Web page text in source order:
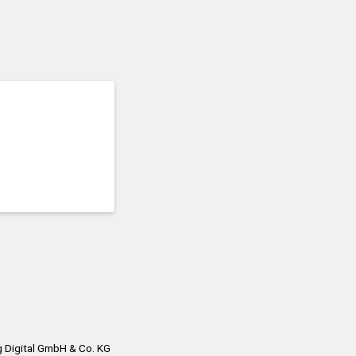
GmbH & Co. KG